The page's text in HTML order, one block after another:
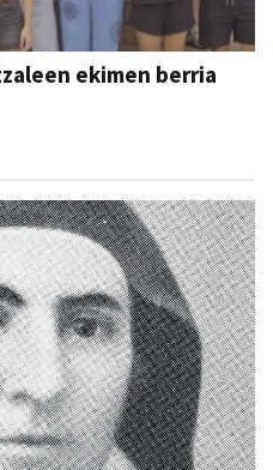
ekimen berria